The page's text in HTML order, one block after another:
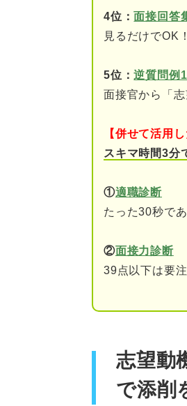
ツ
仕
志望
しよ
4位：面接回答
見るだけでOK
5位：逆質問例
面接官から「
【併せて活用し
スキマ時間3分
①適職診断
たった30秒で
②面接力診断
39点以下は要
志望動
で添削